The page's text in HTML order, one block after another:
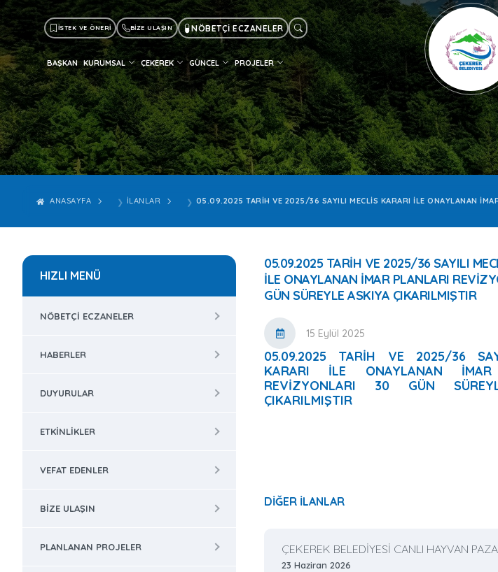
İSTEK VE ÖNERİ BİZE ULAŞIN NÖBETÇİ ECZANELER
BAŞKAN KURUMSAL ÇEKEREK GÜNCEL PROJELER
ANASAYFA İLANLAR 05.09.2025 TARIH VE 2025/36 SAYILI MECLİS KARARI İLE ONAYLANAN
05.09.2025 TARIH VE 2025/36 SAYILI
İLE ONAYLANAN İMAR PLANLARI
GÜN SÜREYLE ASKIYA ÇIKARILMIŞTIR
15 Eylül 2025
05.09.2025 TARIH VE 2025/36
KARARI İLE ONAYLANAN İMAR
REVİZYONLARI 30 GÜN
ÇIKARILMIŞTIR
DİĞER İLANLAR
ÇEKEREK BELEDİYESİ CANLI HAYVAN
23 Haziran 2026
HIZLI MENÜ
NÖBETÇI ECZANELER
HABERLER
DUYURULAR
ETKINLIKLER
VEFAT EDENLER
BIZE ULAŞIN
PLANLANAN PROJELER